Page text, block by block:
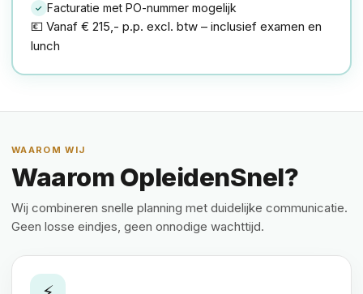
✓ Facturatie met PO-nummer mogelijk
💶 Vanaf € 215,- p.p. excl. btw – inclusief examen en
lunch
WAAROM WIJ
Waarom OpleidenSnel?
Wij combineren snelle planning met duidelijke communicatie.
Geen losse eindjes, geen onnodige wachttijd.